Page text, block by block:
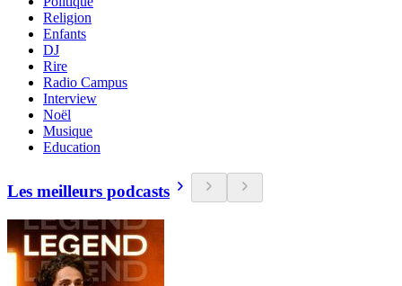
Religion
Enfants
DJ
Rire
Radio Campus
Interview
Noël
Musique
Education
Les meilleurs podcasts